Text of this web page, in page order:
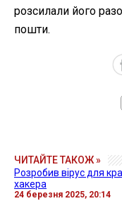
розсилали його
пошти.
ЧИТАЙТЕ ТАКОЖ »
Розробив вірус для
хакера
24 березня 2025, 20:14